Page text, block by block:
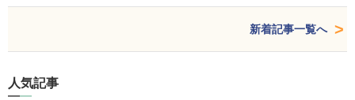
新着記事一覧へ
人気記事